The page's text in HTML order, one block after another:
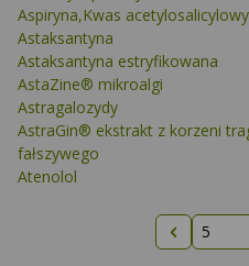
Aspiryna,Kwas
Astaksantyna
Astaksantyna estryfikowana
AstaZine® mikroalgi
Astragalozydy
AstraGin® ekstrakt z korzeni
fałszywego
Atenolol